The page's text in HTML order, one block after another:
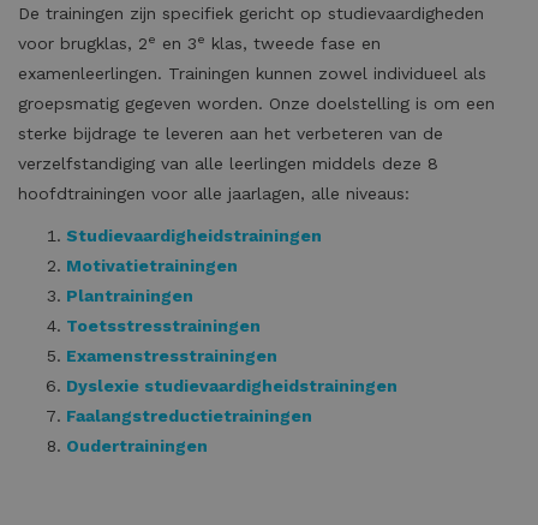
De trainingen zijn specifiek gericht op studievaardigheden
voor brugklas, 2e en 3e klas, tweede fase en
examenleerlingen. Trainingen kunnen zowel individueel als
groepsmatig gegeven worden. Onze doelstelling is om een
sterke bijdrage te leveren aan het verbeteren van de
verzelfstandiging van alle leerlingen middels deze 8
hoofdtrainingen voor alle jaarlagen, alle niveaus:
Studievaardigheidstrainingen
Motivatietrainingen
Plantrainingen
Toetsstresstrainingen
Examenstresstrainingen
Dyslexie studievaardigheidstrainingen
Faalangstreductietrainingen
Oudertrainingen